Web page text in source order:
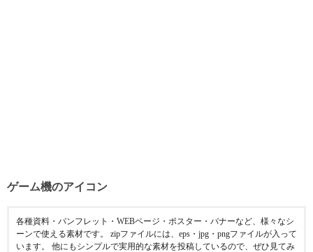
ゲーム機のアイコン
各種資料・パンフレット・WEBページ・ポスター・バナーなど、様々なシ
ーンで使える素材です。 zipファイルには、eps・jpg・pngファイルが入って
います。 他にもシンプルで実用的な素材を投稿しているので、ぜひ見てみ